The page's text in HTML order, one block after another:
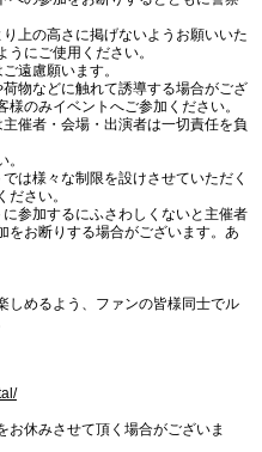
上の高さに掲げないようお願いいた
にご使用ください。
遠慮願います。
物などに触れて誘導する場合がござ
のみイベントへご参加ください。
催者・会場・出演者は一切責任を負
は様々な制限を設けさせていただく
さい。
参加するにふさわしくないと主催者
をお断りする場合がございます。あ
しめるよう、ファンの皆様同士でル
休みさせて頂く場合がございま